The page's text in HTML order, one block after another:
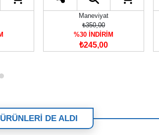
Maneviyat
₺350,00
%30 İNDİRİM
₺245,00
DE ALDI